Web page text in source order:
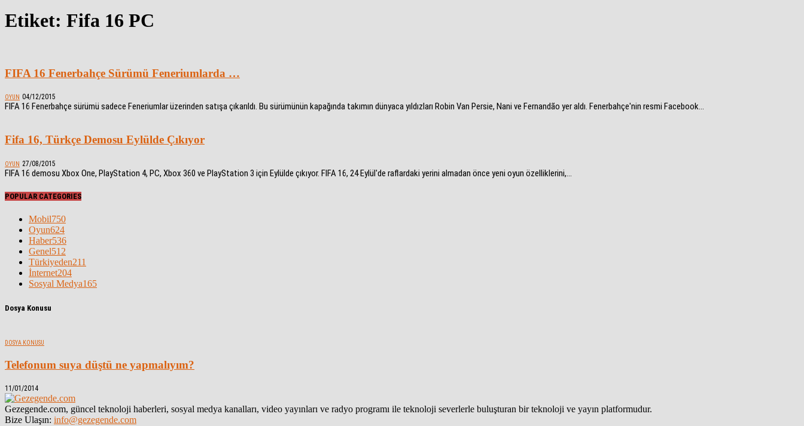
Etiket: Fifa 16 PC
FIFA 16 Fenerbahçe Sürümü Feneriumlarda …
OYUN 04/12/2015
FIFA 16 Fenerbahçe sürümü sadece Feneriumlar üzerinden satışa çıkarıldı. Bu sürümünün kapağında takımın dünyaca yıldızları Robin Van Persie, Nani ve Fernandão yer aldı. Fenerbahçe'nin resmi Facebook...
Fifa 16, Türkçe Demosu Eylülde Çıkıyor
OYUN 27/08/2015
FIFA 16 demosu Xbox One, PlayStation 4, PC, Xbox 360 ve PlayStation 3 için Eylülde çıkıyor. FIFA 16, 24 Eylül'de raflardaki yerini almadan önce yeni oyun özelliklerini,...
POPULAR CATEGORIES
Mobil750
Oyun624
Haber536
Genel512
Türkiyeden211
İnternet204
Sosyal Medya165
Dosya Konusu
DOSYA KONUSU
Telefonum suya düştü ne yapmalıyım?
11/01/2014
Gezegende.com, güncel teknoloji haberleri, sosyal medya kanalları, video yayınları ve radyo programı ile teknoloji severlerle buluşturan bir teknoloji ve yayın platformudur.
Bize Ulaşın: info@gezegende.com